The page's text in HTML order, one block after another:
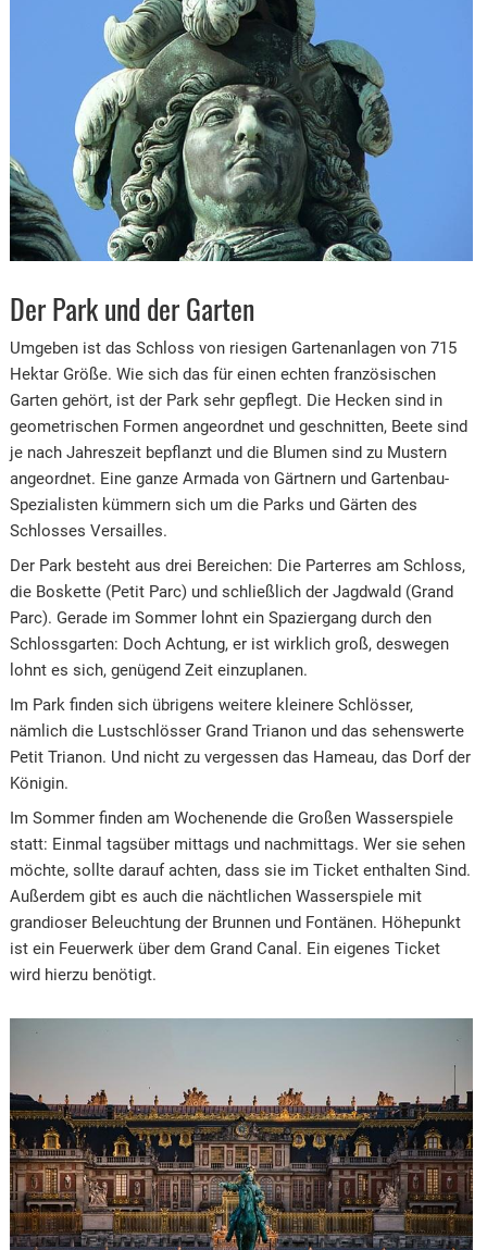
Der Park und der Garten
Umgeben ist das Schloss von riesigen Gartenanlagen von 715
Hektar Größe. Wie sich das für einen echten französischen
Garten gehört, ist der Park sehr gepflegt. Die Hecken sind in
geometrischen Formen angeordnet und geschnitten, Beete sind
je nach Jahreszeit bepflanzt und die Blumen sind zu Mustern
angeordnet. Eine ganze Armada von Gärtnern und Gartenbau-
Spezialisten kümmern sich um die Parks und Gärten des
Schlosses Versailles.
Der Park besteht aus drei Bereichen: Die Parterres am Schloss,
die Boskette (Petit Parc) und schließlich der Jagdwald (Grand
Parc). Gerade im Sommer lohnt ein Spaziergang durch den
Schlossgarten: Doch Achtung, er ist wirklich groß, deswegen
lohnt es sich, genügend Zeit einzuplanen.
Im Park finden sich übrigens weitere kleinere Schlösser,
nämlich die Lustschlösser Grand Trianon und das sehenswerte
Petit Trianon. Und nicht zu vergessen das Hameau, das Dorf der
Königin.
Im Sommer finden am Wochenende die Großen Wasserspiele
statt: Einmal tagsüber mittags und nachmittags. Wer sie sehen
möchte, sollte darauf achten, dass sie im Ticket enthalten Sind.
Außerdem gibt es auch die nächtlichen Wasserspiele mit
grandioser Beleuchtung der Brunnen und Fontänen. Höhepunkt
ist ein Feuerwerk über dem Grand Canal. Ein eigenes Ticket
wird hierzu benötigt.